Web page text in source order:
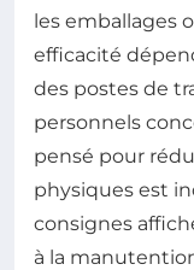
les emballages
efficacité
des postes de
personnels
pensé pour
physiques est
consignes
à la